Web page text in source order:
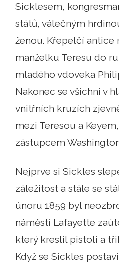
Sicklesem,
států, válečným
ženou. Křepelčí antice
manželku Teresu do
mladého vdoveka
Nakonec se všichni v
vnitřních kruzích
mezi Teresou a
zástupcem
Nejprve si Sickles
záležitost a stále se
únoru 1859 byl
náměstí Lafayette
který kreslil pistoli a
Když se Sickles